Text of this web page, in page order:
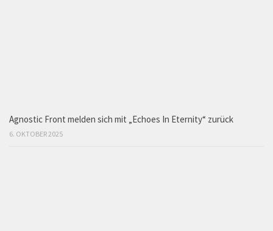
Agnostic Front melden sich mit „Echoes In Eternity“ zurück
6. OKTOBER 2025